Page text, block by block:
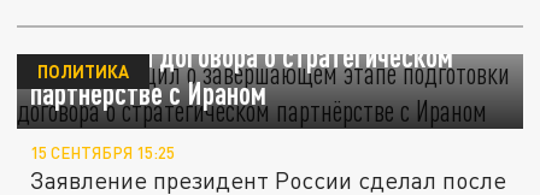
Путин сообщил о завершающем этапе
подготовки договора о стратегическом
партнёрстве с Ираном
ПОЛИТИКА
15 СЕНТЯБРЯ 15:25
Заявление президент России сделал после